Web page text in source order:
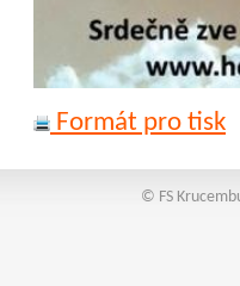
Formát pro tisk
© FS